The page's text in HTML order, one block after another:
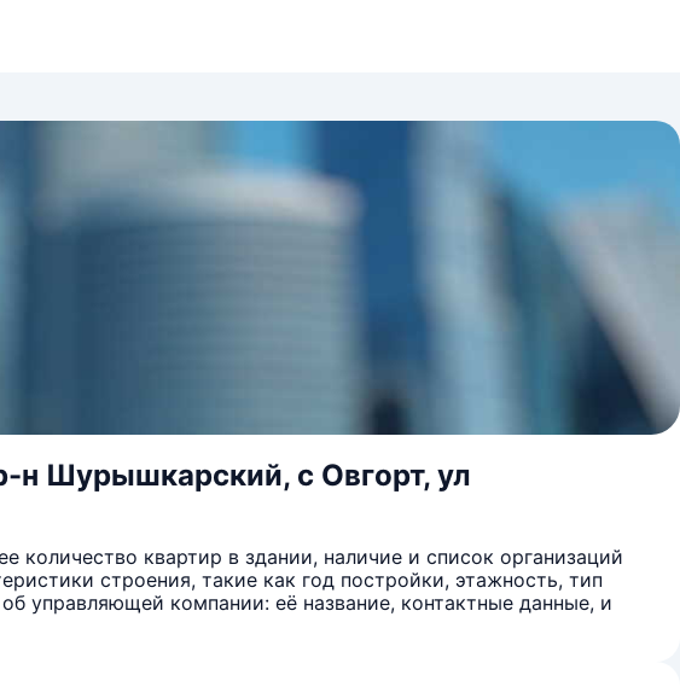
н Шурышкарский, с Овгорт, ул
квартир в здании, наличие и список организаций
строения, такие как год постройки, этажность, тип
управляющей компании: её название, контактные данные, и